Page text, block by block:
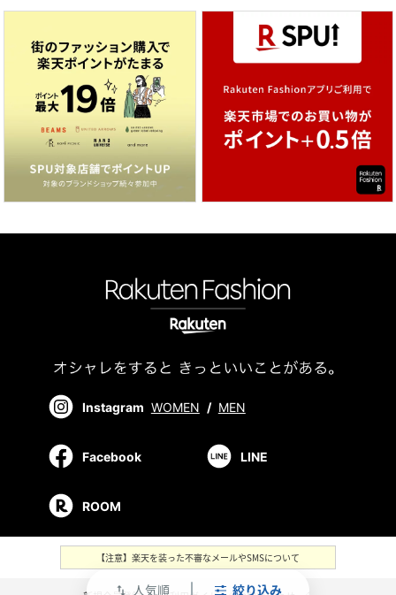
swap_vert 人気順 絞り込み
Instagram WOMEN / MEN
Facebook LINE
ROOM
【注意】楽天を装った不審なメールやSMSについて